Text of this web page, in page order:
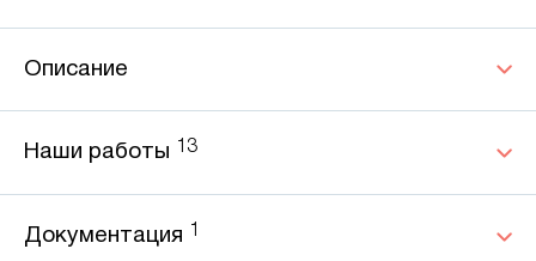
Описание
Наши работы 13
Документация